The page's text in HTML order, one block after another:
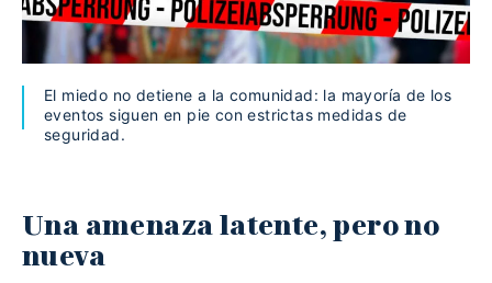
El miedo no detiene a la comunidad: la mayoría de los
eventos siguen en pie con estrictas medidas de
seguridad.
Una amenaza latente, pero no
nueva